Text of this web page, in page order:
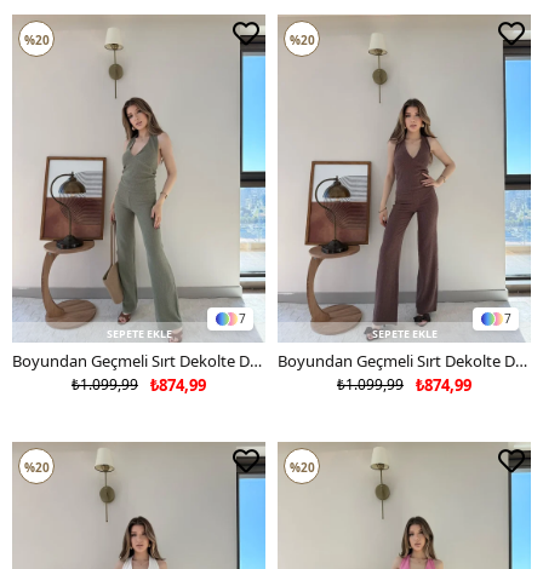
7
SEPETE EKLE
Boyundan Geçmeli Sırt Dekolte Detay Bluz ve Pantolonlu Gofre İkili Takım Haki 2325
₺874,99
₺1.099,99
%20
7
SEPETE EKLE
Boyundan Geçmeli Sırt Dekolte Detay Bluz ve Pantolonlu Gofre İkili Takım Kahve 2325
₺874,99
₺1.099,99
%20
%20 %20